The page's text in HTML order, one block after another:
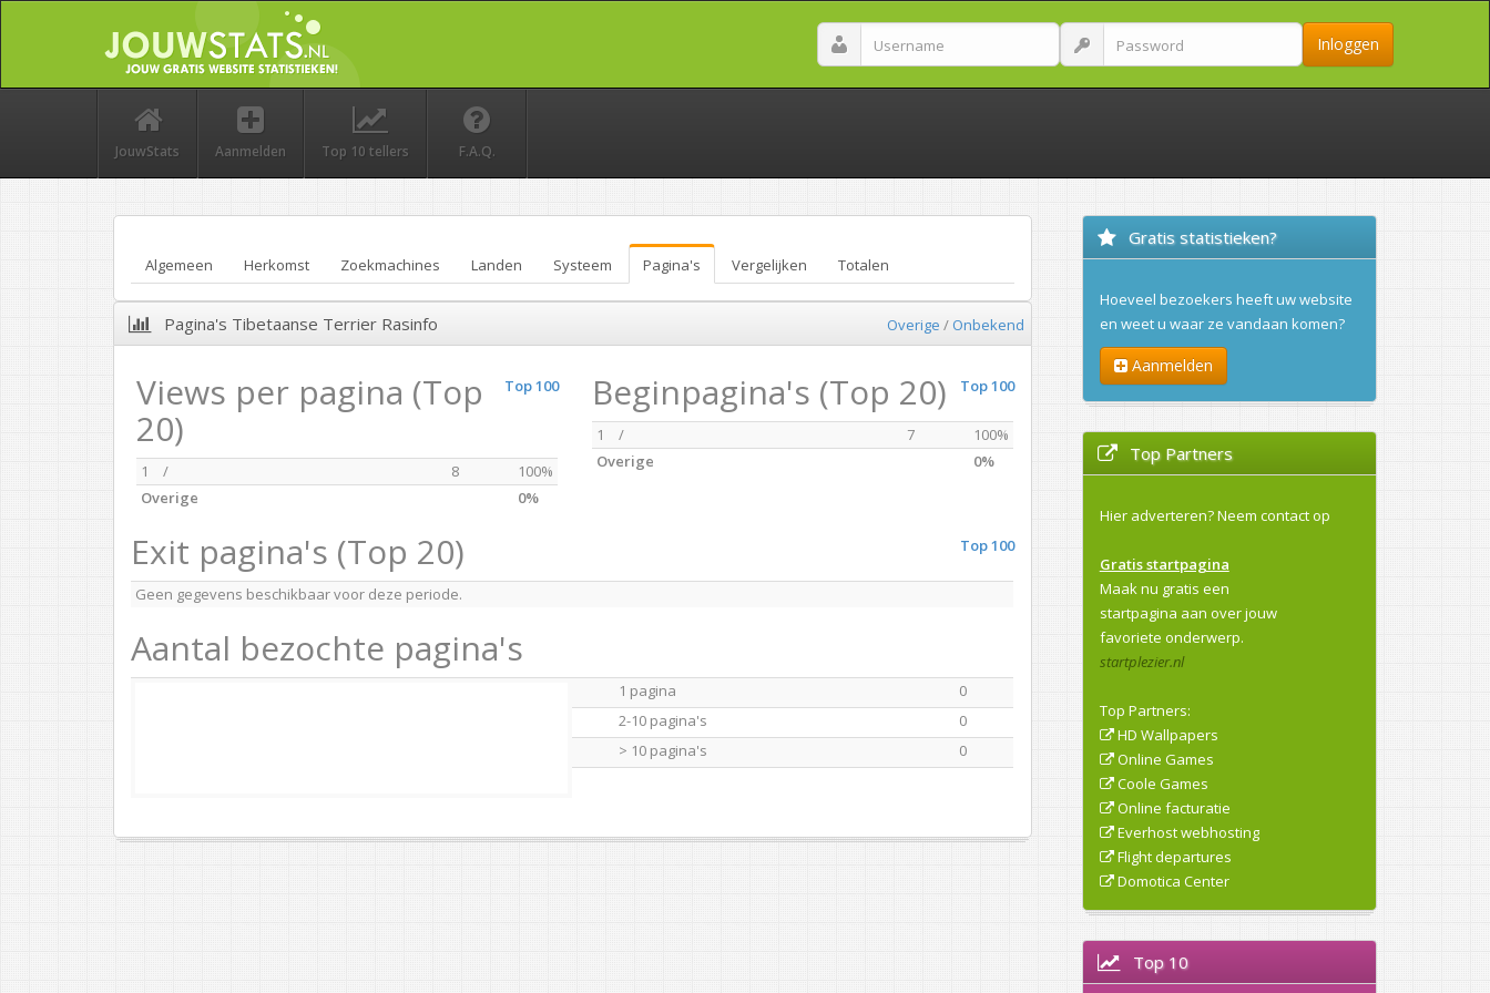
Inloggen
JouwStats Aanmelden Top 10 tellers F.A.Q.
Algemeen Herkomst Zoekmachines Landen Systeem Pagina's Vergelijken Totalen
Pagina's Tibetaanse Terrier Rasinfo Overige /Onbekend
Top 100
Views per pagina (Top
20)
1 / 8
100%
Overige
0%
Top 100
Beginpagina's (Top 20)
1 / 7
100%
Overige
0%
Top 100
Exit pagina's (Top 20)
Geen gegevens beschikbaar voor deze periode.
Aantal bezochte pagina's
1 pagina
0
2-10 pagina's
0
> 10 pagina's
0
Gratis statistieken?
Hoeveel bezoekers heeft uw website
en weet u waar ze vandaan komen?
Aanmelden
Top Partners
Hier adverteren?Neem contact op
Gratis startpagina
Maak nu gratis een
startpagina aan over jouw
favoriete onderwerp.
startplezier.nl
Top Partners:
HD Wallpapers
Online Games
Coole Games
Online facturatie
Everhost webhosting
Flight departures
Domotica Center
Top 10